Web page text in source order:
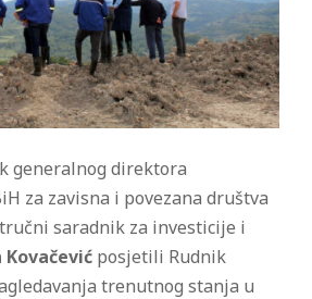
generalnog direktora
za zavisna i povezana društva
saradnik za investicije i
Kovačević posjetili Rudnik
trenutnog stanja u